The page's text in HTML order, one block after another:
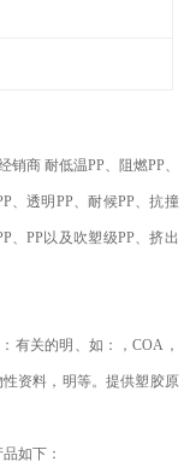
销商 耐低温PP、阻燃PP、
、透明 PP、耐候PP、抗撞
、PP 以及吹塑级PP、挤出
有关的明、如：，COA ，
性资料，明等。提供塑胶原
如下：